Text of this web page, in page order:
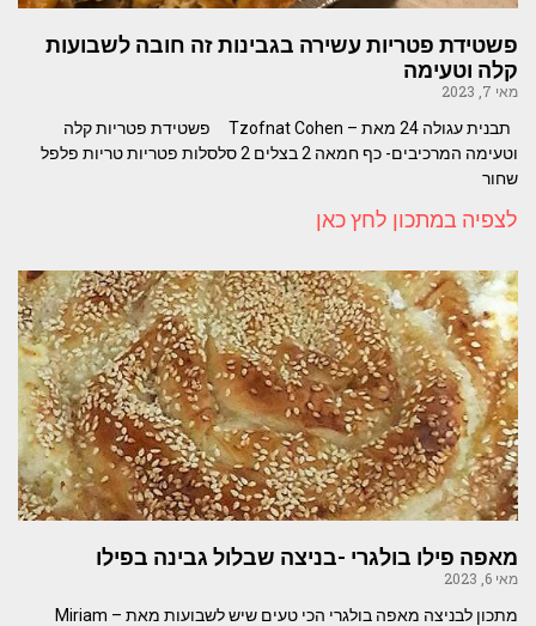
פשטידת פטריות עשירה בגבינות זה חובה לשבועות
קלה וטעימה
מאי 7, 2023
תבנית עגולה 24 מאת – Tzofnat Cohen פשטידת פטריות קלה
וטעימה המרכיבים- כף חמאה 2 בצלים 2 סלסלות פטריות טריות פלפל
שחור
לצפיה במתכון לחץ כאן
מאפה פילו בולגרי -בניצה שבלול גבינה בפילו
מאי 6, 2023
מתכון לבניצה מאפה בולגרי הכי טעים שיש לשבועות מאת – Miriam